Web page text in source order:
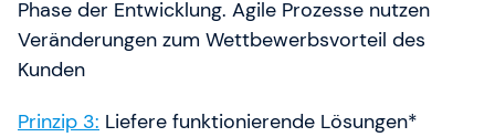
Phase der Entwicklung. Agile Prozesse nutzen
Veränderungen zum Wettbewerbsvorteil des
Kunden
Prinzip 3: Liefere funktionierende Lösungen*